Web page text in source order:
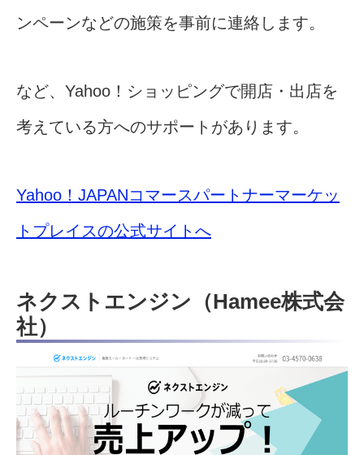
ンペーンなどの施策を事前に連絡します。
など、Yahoo！ショッピングで開店・出店を
考えている方へのサポートがあります。
Yahoo！JAPANコマースパートナーマーケッ
トプレイスの公式サイトへ
ネクストエンジン（Hamee株式会
社）